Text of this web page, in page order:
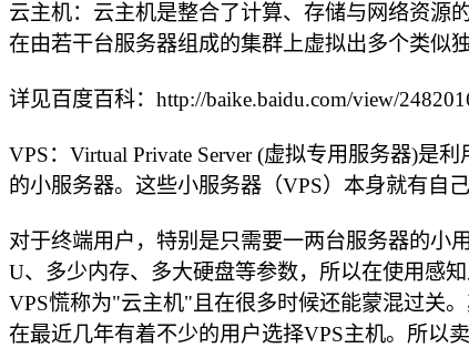
云主机：云主机是整合了计算、存储与网络资源
在由若干台服务器组成的集群上虚拟出多个类似
详见百度百科：http://baike.baidu.com/view/
VPS：Virtual Private Server (虚拟专用服务器)是
的小服务器。这些小服务器（VPS）本身就有自
对于终端用户，特别是只需要一两台服务器的小
U、多少内存、多大硬盘等参数，所以在使用感
VPS慌称为"云主机"且在很多时候还能蒙混过关
在最近几年有着不少的用户选择VPS主机。所以